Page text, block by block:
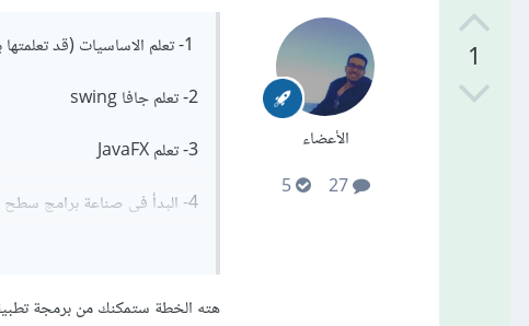
1
الأعضاء
27
5
2- تعلم جافا swing
3- تعلم JavaFX
4- البدأ فى صناعة برامج سطح المكتب
هته الخطة ستمكنك من برمجة